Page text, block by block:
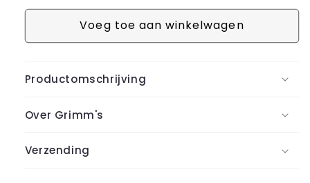
Voeg toe aan winkelwagen
Productomschrijving
Over Grimm's
Verzending